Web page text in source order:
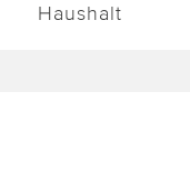
Haushalt